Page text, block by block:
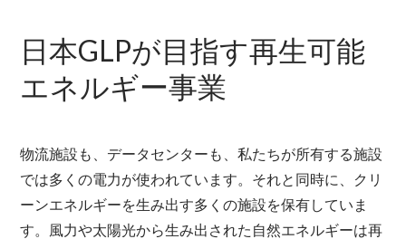
日本GLPが目指す再生可能
エネルギー事業
物流施設も、データセンターも、私たちが所有する施設
では多くの電力が使われています。それと同時に、クリ
ーンエネルギーを生み出す多くの施設を保有していま
す。風力や太陽光から生み出された自然エネルギーは再